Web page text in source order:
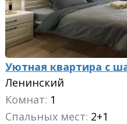
Уютная квартира с
Ленинский
Комнат: 1
Спальных мест: 2+1